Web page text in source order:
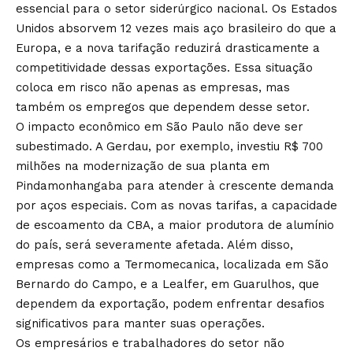
essencial para o setor siderúrgico nacional. Os Estados
Unidos absorvem 12 vezes mais aço brasileiro do que a
Europa, e a nova tarifação reduzirá drasticamente a
competitividade dessas exportações. Essa situação
coloca em risco não apenas as empresas, mas
também os empregos que dependem desse setor.
O impacto econômico em São Paulo não deve ser
subestimado. A Gerdau, por exemplo, investiu R$ 700
milhões na modernização de sua planta em
Pindamonhangaba para atender à crescente demanda
por aços especiais. Com as novas tarifas, a capacidade
de escoamento da CBA, a maior produtora de alumínio
do país, será severamente afetada. Além disso,
empresas como a Termomecanica, localizada em São
Bernardo do Campo, e a Lealfer, em Guarulhos, que
dependem da exportação, podem enfrentar desafios
significativos para manter suas operações.
Os empresários e trabalhadores do setor não